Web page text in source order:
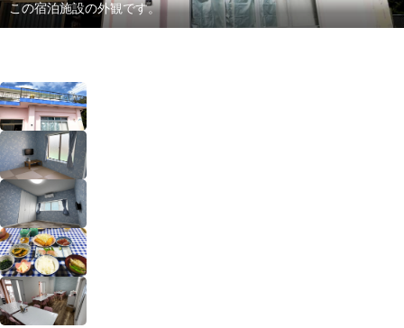
この宿泊施設の外観です。